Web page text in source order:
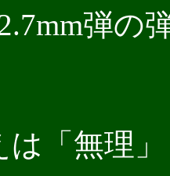
弾の
「無理